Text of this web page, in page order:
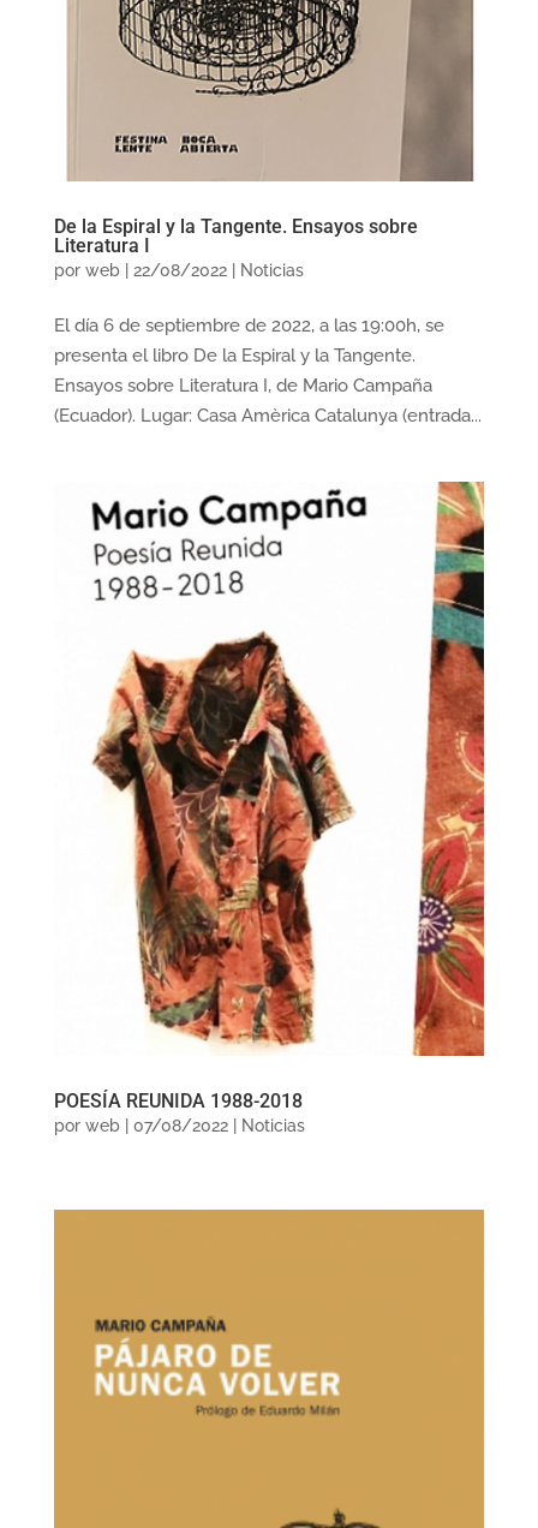
De la Espiral y la Tangente. Ensayos sobre
Literatura I
por web| 22/08/2022| Noticias
El día 6 de septiembre de 2022, a las 19:00h, se
presenta el libro De la Espiral y la Tangente.
Ensayos sobre Literatura I, de Mario Campaña
(Ecuador). Lugar: Casa Amèrica Catalunya (entrada...
POESÍA REUNIDA 1988-2018
por web| 07/08/2022| Noticias